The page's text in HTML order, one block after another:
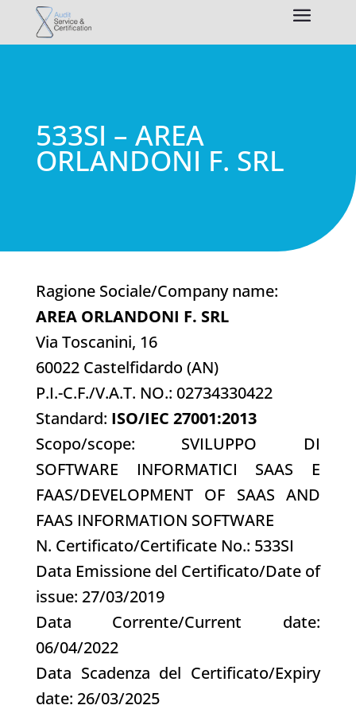
533SI – AREA
ORLANDONI F. SRL
Ragione Sociale/Company name:
AREA ORLANDONI F. SRL
Via Toscanini, 16
60022 Castelfidardo (AN)
P.I.-C.F./V.A.T. NO.: 02734330422
Standard: ISO/IEC 27001:2013
Scopo/scope: SVILUPPO DI
SOFTWARE INFORMATICI SAAS E
FAAS/DEVELOPMENT OF SAAS AND
FAAS INFORMATION SOFTWARE
N. Certificato/Certificate No.: 533SI
Data Emissione del Certificato/Date of
issue: 27/03/2019
Data Corrente/Current date:
06/04/2022
Data Scadenza del Certificato/Expiry
date: 26/03/2025